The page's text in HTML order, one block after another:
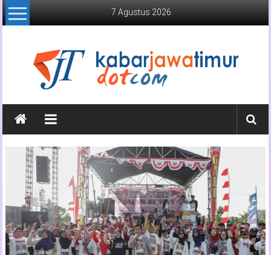
Lompat
ke
7 Agustus 2026
Kabar
Jawa
Timur
Media
Online
Jawa
Timur